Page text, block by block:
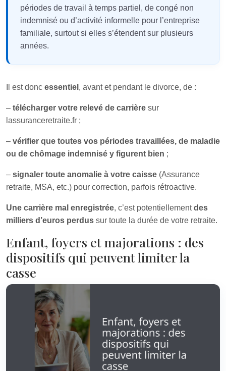
périodes de travail à temps partiel, de congé non
indemnisé ou d’activité informelle pour l’entreprise
familiale, surtout si elles s’étendent sur plusieurs
années.
Il est donc essentiel , avant et pendant le divorce, de :
– télécharger votre relevé de carrière sur
lassuranceretraite.fr ;
– vérifier que toutes vos périodes travaillées, de maladie
ou de chômage indemnisé y figurent bien ;
– signaler toute anomalie à votre caisse (Assurance
retraite, MSA, etc.) pour correction, parfois rétroactive.
Une carrière mal enregistrée, c’est potentiellementdes
milliers d’euros perdus sur toute la durée de votre retraite.
Enfant, foyers et majorations : des
dispositifs qui peuvent limiter la
casse